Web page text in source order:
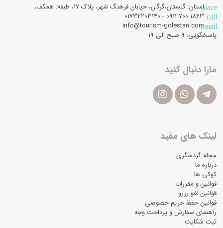
placeاستان: گلستان،گرگان، خیابان فرهنگ شهر، پلاک 17، طبقه: همکف،
call
email
info@tourism-golestan.com
پاسخگویی: ۹ صبح الی 19
مارا دنبال کنید
لینک های مفید
مجله گردشگری
درباره ما
کوکی ها
قوانین و مقررات
قوانین لغو رزرو
قوانین حفظ حریم خصوصی
راهنمای سفارش و پرداخت وجه
ثبت شکایت